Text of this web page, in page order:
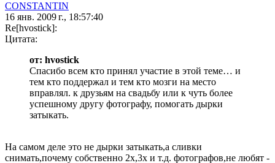
CONSTANTIN
16 янв. 2009 г., 18:57:40
Re[hvostick]:
Цитата:
от: hvostick
Спасибо всем кто принял участие в этой теме… и
тем кто поддержал и тем кто мозги на место
вправлял. к друзьям на свадьбу или к чуть более
успешному другу фотографу, помогать дырки
затыкать.
На самом деле это не дырки затыкать,а сливки
снимать,почему собственно 2х,3х и т.д. фотографов,не любят -